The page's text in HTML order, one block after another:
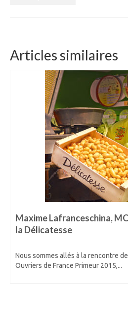
Articles similaires
Maxime Lafranceschina,
la Délicatesse
Nous sommes allés à la rencontre
Ouvriers de France Primeur 2015,...